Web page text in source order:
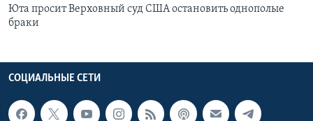
Юта просит Верховный суд США остановить однополые
браки
СОЦИАЛЬНЫЕ СЕТИ